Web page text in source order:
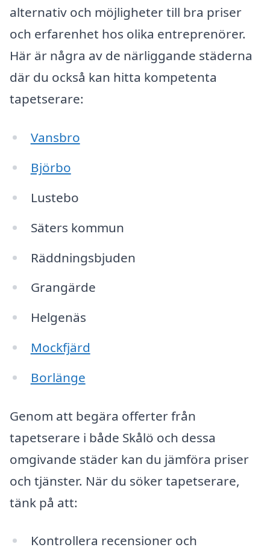
alternativ och möjligheter till bra priser
och erfarenhet hos olika entreprenörer.
Här är några av de närliggande städerna
där du också kan hitta kompetenta
tapetserare:
Vansbro
Björbo
Lustebo
Säters kommun
Räddningsbjuden
Grangärde
Helgenäs
Mockfjärd
Borlänge
Genom att begära offerter från
tapetserare i både Skålö och dessa
omgivande städer kan du jämföra priser
och tjänster. När du söker tapetserare,
tänk på att:
Kontrollera recensioner och